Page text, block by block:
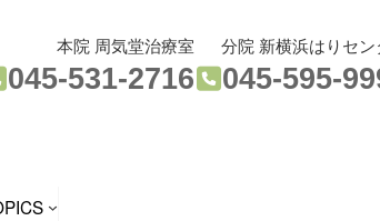
本院 周気堂治療室
045-531-2716
分院 新横浜はりセン
045-595-